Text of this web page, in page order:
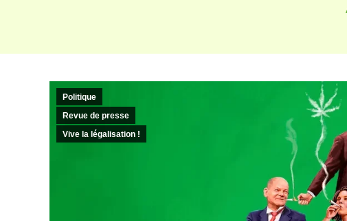
Politique
Revue de presse
Vive la légalisation !